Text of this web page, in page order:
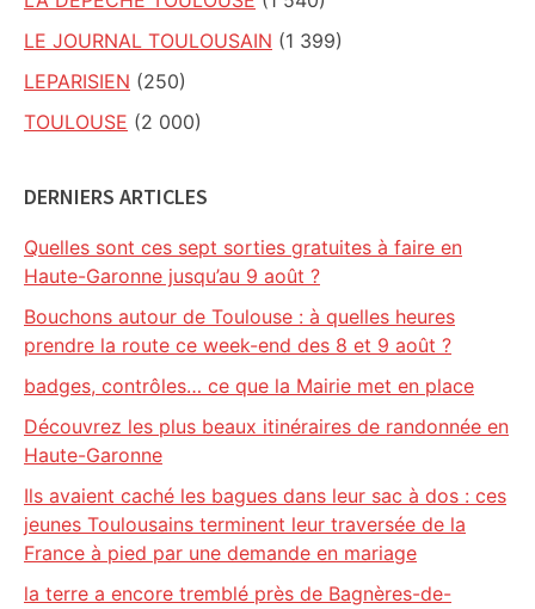
LE JOURNAL TOULOUSAIN (1 399)
LEPARISIEN (250)
TOULOUSE (2 000)
DERNIERS ARTICLES
Quelles sont ces sept sorties gratuites à faire en
Haute-Garonne jusqu’au 9 août ?
Bouchons autour de Toulouse : à quelles heures
prendre la route ce week-end des 8 et 9 août ?
badges, contrôles… ce que la Mairie met en place
Découvrez les plus beaux itinéraires de randonnée en
Haute-Garonne
Ils avaient caché les bagues dans leur sac à dos : ces
jeunes Toulousains terminent leur traversée de la
France à pied par une demande en mariage
la terre a encore tremblé près de Bagnères-de-